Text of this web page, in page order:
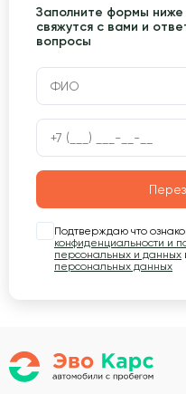
Заполните формы
свяжутся с вами и
вопросы
Подтверждаю что
конфиденциальности и
персональных и данных
персональных данных